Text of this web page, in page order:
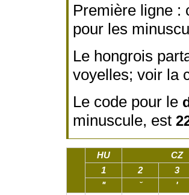
Première ligne :
pour les
Le hongrois
voyelles; voir la
Le code pour le
minuscule, est
HU
CZ
1
2 3
ʺ
ˇ ʹ